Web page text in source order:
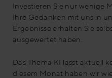
Investieren Sie nur wenige
Ihre Gedanken mit uns in
Ergebnisse erhalten Sie
ausgewertet haben.
Das Thema KI lässt aktuell
diesem Monat haben wir